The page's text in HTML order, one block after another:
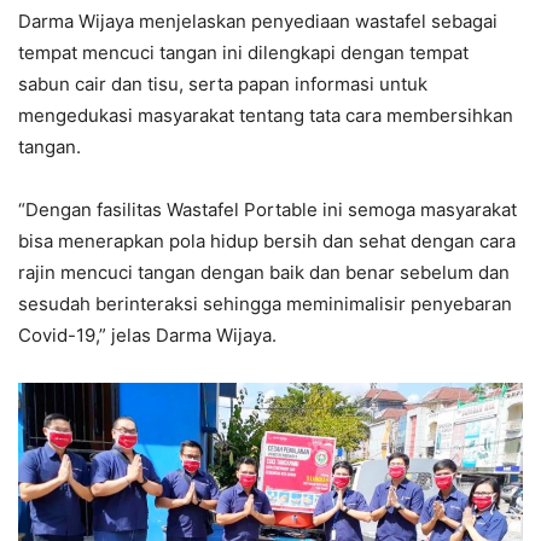
Darma Wijaya menjelaskan penyediaan wastafel sebagai
tempat mencuci tangan ini dilengkapi dengan tempat
sabun cair dan tisu, serta papan informasi untuk
mengedukasi masyarakat tentang tata cara membersihkan
tangan.
“Dengan fasilitas Wastafel Portable ini semoga masyarakat
bisa menerapkan pola hidup bersih dan sehat dengan cara
rajin mencuci tangan dengan baik dan benar sebelum dan
sesudah berinteraksi sehingga meminimalisir penyebaran
Covid-19,” jelas Darma Wijaya.